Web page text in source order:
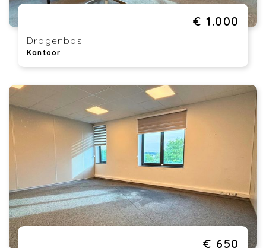
€ 1.000
Drogenbos
Kantoor
€ 650